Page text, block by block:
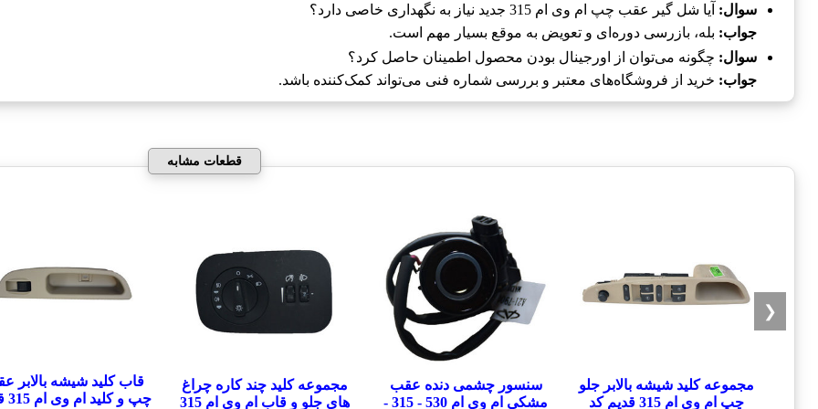
سوال: آیا شل گير عقب چپ ام وی ام 315 جدید نیاز به نگهداری خاصی دارد؟
جواب: بله، بازرسی دوره‌ای و تعویض به موقع بسیار مهم است.
سوال: چگونه می‌توان از اورجینال بودن محصول اطمینان حاصل کرد؟
جواب: خرید از فروشگاه‌های معتبر و بررسی شماره فنی می‌تواند کمک‌کننده باشد.
قطعات مشابه
مجموعه کلید شیشه بالابر جلو
چپ ام وی ام 315 قدیم کد
سنسور چشمی دنده عقب
مشکی ام وی ام 530 - 315 -
مجموعه کلید چند کاره چراغ
های جلو و قاب ام وی ام 315
قاب کلید شیشه بالابر
چپ
❮